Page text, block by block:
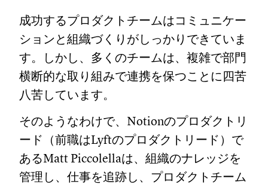
成功するプロダクトチームはコミュニケー
ションと組織づくりがしっかりできていま
す。しかし、多くのチームは、複雑で部門
横断的な取り組みで連携を保つことに四苦
八苦しています。
そのようなわけで、Notionのプロダクトリ
ード（前職はLyftのプロダクトリード）で
あるMatt Piccolellaは、組織のナレッジを
管理し、仕事を追跡し、プロダクトチーム